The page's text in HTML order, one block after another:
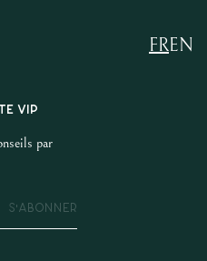
EN
FR
VIP
par
S'ABONNER